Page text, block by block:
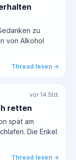
zu
von Alkohol
Thread lesen →
vor 14 Std.
retten
spät am
Die Enkel
Thread lesen →